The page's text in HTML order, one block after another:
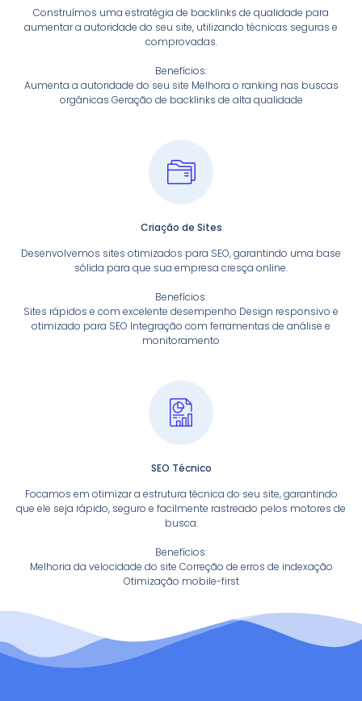
Construímos uma estratégia de backlinks de qualidade para
aumentar a autoridade do seu site, utilizando técnicas seguras e
comprovadas.
Benefícios:
Aumenta a autoridade do seu site Melhora o ranking nas buscas
orgânicas Geração de backlinks de alta qualidade
Criação de Sites
Desenvolvemos sites otimizados para SEO, garantindo uma base
sólida para que sua empresa cresça online.
Benefícios:
Sites rápidos e com excelente desempenho Design responsivo e
otimizado para SEO Integração com ferramentas de análise e
monitoramento
SEO Técnico
Focamos em otimizar a estrutura técnica do seu site, garantindo
que ele seja rápido, seguro e facilmente rastreado pelos motores de
busca.
Benefícios:
Melhoria da velocidade do site Correção de erros de indexação
Otimização mobile-first